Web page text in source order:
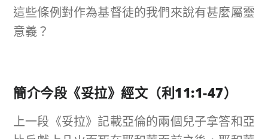
這些條例對作為基督徒的我們來說有甚麼屬靈
意義？
簡介今段《妥拉》經文（利11:1-47）
上一段《妥拉》記載亞倫的兩個兒子拿答和亞